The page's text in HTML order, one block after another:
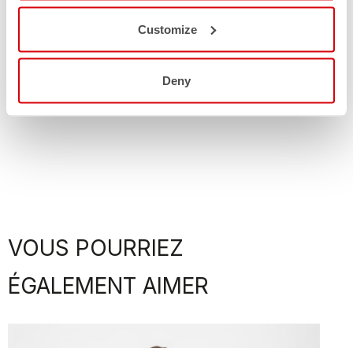
Customize
Deny
VOUS POURRIEZ
ÉGALEMENT AIMER